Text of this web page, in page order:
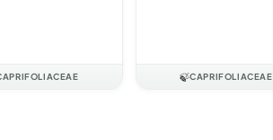
🍃CAPRIFOLIACEAE